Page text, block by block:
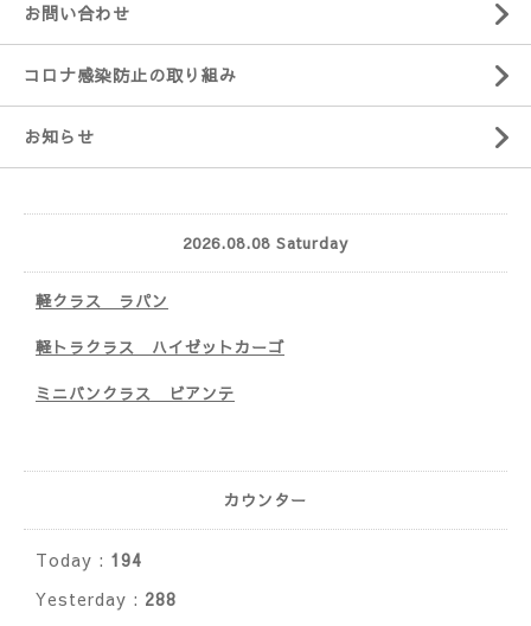
お問い合わせ
コロナ感染防止の取り組み
お知らせ
2026.08.08 Saturday
軽クラス ラパン
軽トラクラス ハイゼットカーゴ
ミニバンクラス ビアンテ
カウンター
Today : 194
Yesterday : 288